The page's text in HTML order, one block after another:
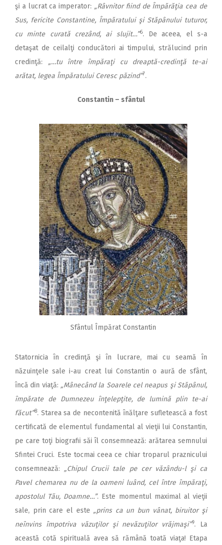
şi a lucrat ca imperator: „Râvnitor fiind de Împărăţia cea de
Sus, fericite Constantine, Împăratului şi Stăpânului tuturor,
cu minte curată crezând, ai slujit…”6. De aceea, el s-a
detaşat de ceilalţi conducători ai timpului, strălucind prin
credinţă: „…tu între împăraţi cu dreaptă-credinţă te-ai
arătat, legea Împăratului Ceresc păzind”7.
Constantin – sfântul
Sfântul Împărat Constantin
Statornicia în credinţă şi în lucrare, mai cu seamă în
năzuinţele sale i-au creat lui Constantin o aură de sfânt,
încă din viaţă: „Mânecând la Soarele cel neapus şi Stăpânul,
împărate de Dumnezeu înţelepţite, de lumină plin te-ai
făcut”8. Starea sa de necontenită înălţare sufletească a fost
certificată de elementul fundamental al vieţii lui Constantin,
pe care toţi biografii săi îl consemnează: arătarea semnului
Sfintei Cruci. Este tocmai ceea ce chiar troparul praznicului
consemnează: „Chipul Crucii tale pe cer văzându-l şi ca
Pavel chemarea nu de la oameni luând, cel între împăraţi,
apostolul Tău, Doamne…”. Este momentul maximal al vieţii
sale, prin care el este „prins ca un bun vânat, biruitor şi
neînvins împotriva văzuţilor şi nevăzuţilor vrăjmaşi”9. La
această cotă spirituală avea să rămână toată viaţa! Etapa